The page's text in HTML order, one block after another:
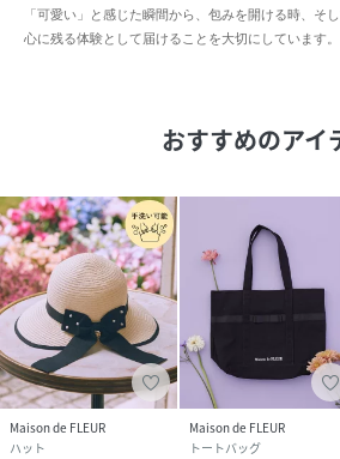
「可愛い」と感じた瞬間から、包みを開ける時、そし
心に残る体験として届けることを大切にしています。
おすすめのアイ
Maison de FLEUR
ハット
Maison de FLEUR
トートバッグ